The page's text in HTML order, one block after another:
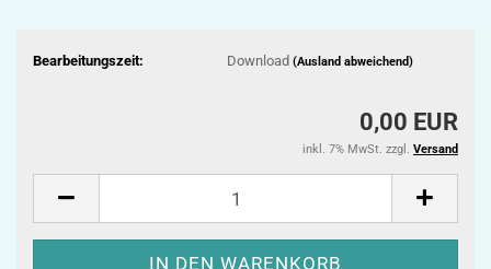
Bearbeitungszeit: Download (Ausland abweichend)
0,00 EUR
inkl. 7% MwSt. zzgl. Versand